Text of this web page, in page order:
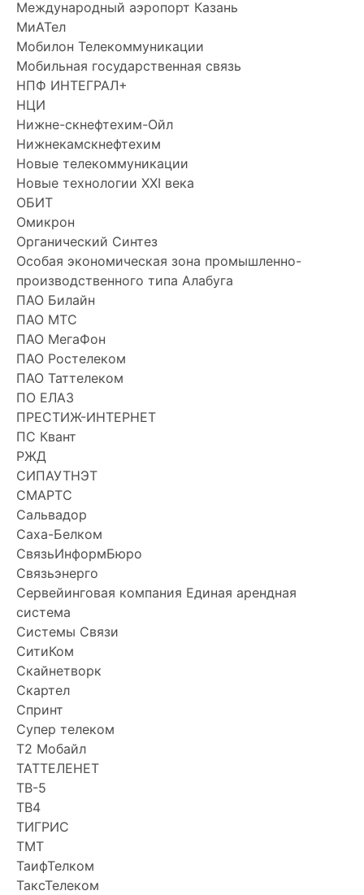
Международный аэропорт Казань
МиАТел
Мобилон Телекоммуникации
Мобильная государственная связь
НПФ ИНТЕГРАЛ+
НЦИ
Нижне-скнефтехим-Ойл
Нижнекамскнефтехим
Новые телекоммуникации
Новые технологии XXI века
ОБИТ
Омикрон
Органический Синтез
Особая экономическая зона промышленно-
производственного типа Алабуга
ПАО Билайн
ПАО МТС
ПАО МегаФон
ПАО Ростелеком
ПАО Таттелеком
ПО ЕЛАЗ
ПРЕСТИЖ-ИНТЕРНЕТ
ПС Квант
РЖД
СИПАУТНЭТ
СМАРТС
Сальвадор
Саха-Белком
СвязьИнформБюро
Связьэнерго
Сервейинговая компания Единая арендная
система
Системы Связи
СитиКом
Скайнетворк
Скартел
Спринт
Супер телеком
Т2 Мобайл
ТАТТЕЛЕНЕТ
ТВ-5
ТВ4
ТИГРИС
ТМТ
ТаифТелком
ТаксТелеком